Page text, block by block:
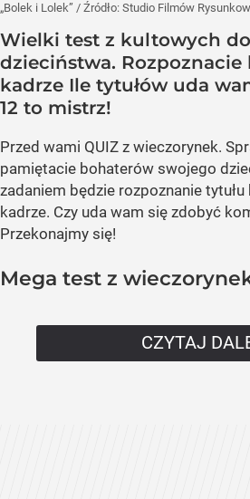
„Bolek i Lolek” / Źródło: Studio Filmów
Wielki test z kultowych
dzieciństwa.
kadrze Ile tytułów uda
12 to mistrz!
Przed wami QUIZ z wieczorynek.
pamiętacie bohaterów swojego
zadaniem będzie rozpoznanie
kadrze. Czy uda wam się zdobyć
Przekonajmy się!
Mega test z
CZYTAJ